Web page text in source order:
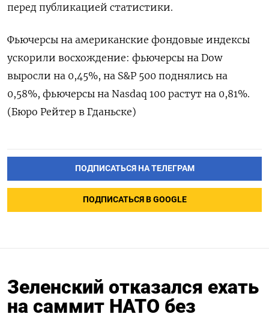
перед публикацией статистики.
Фьючерсы на американские фондовые индексы
ускорили восхождение: фьючерсы на Dow
выросли на 0,45%, на S&P 500 поднялись на
0,58%, фьючерсы на Nasdaq 100 растут на 0,81%.
(Бюро Рейтер в Гданьске)
ПОДПИСАТЬСЯ НА ТЕЛЕГРАМ
ПОДПИСАТЬСЯ В GOOGLE
Зеленский отказался ехать
на саммит НАТО без